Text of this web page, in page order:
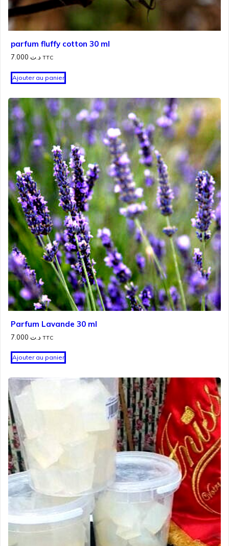
parfum fluffy cotton 30 ml
د.ت TTC
Ajouter au panier
Parfum Lavande 30 ml
د.ت TTC
Ajouter au panier